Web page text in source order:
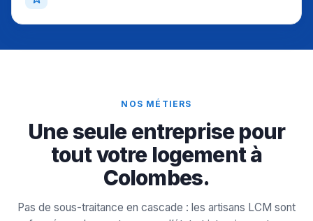
NOS MÉTIERS
Une seule entreprise pour
tout votre logement à
Colombes.
Pas de sous-traitance en cascade : les artisans LCM sont